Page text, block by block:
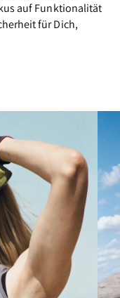
auf Funktionalität
für Dich,